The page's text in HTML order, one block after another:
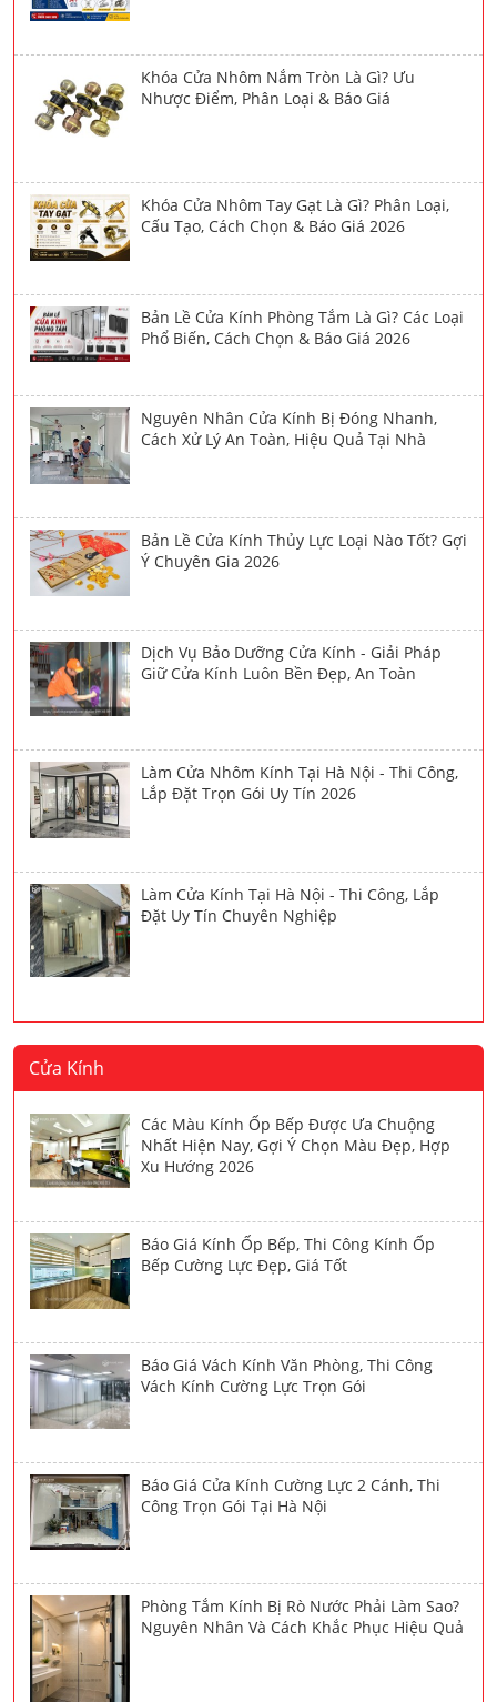
Khóa Cửa Nhôm Nắm Tròn Là Gì? Ưu
Nhược Điểm, Phân Loại & Báo Giá
Khóa Cửa Nhôm Tay Gạt Là Gì? Phân Loại,
Cấu Tạo, Cách Chọn & Báo Giá 2026
Bản Lề Cửa Kính Phòng Tắm Là Gì? Các Loại
Phổ Biến, Cách Chọn & Báo Giá 2026
Nguyên Nhân Cửa Kính Bị Đóng Nhanh,
Cách Xử Lý An Toàn, Hiệu Quả Tại Nhà
Bản Lề Cửa Kính Thủy Lực Loại Nào Tốt? Gợi
Ý Chuyên Gia 2026
Dịch Vụ Bảo Dưỡng Cửa Kính - Giải Pháp
Giữ Cửa Kính Luôn Bền Đẹp, An Toàn
Làm Cửa Nhôm Kính Tại Hà Nội - Thi Công,
Lắp Đặt Trọn Gói Uy Tín 2026
Làm Cửa Kính Tại Hà Nội - Thi Công, Lắp
Đặt Uy Tín Chuyên Nghiệp
Cửa Kính
Các Màu Kính Ốp Bếp Được Ưa Chuộng
Nhất Hiện Nay, Gợi Ý Chọn Màu Đẹp, Hợp
Xu Hướng 2026
Báo Giá Kính Ốp Bếp, Thi Công Kính Ốp
Bếp Cường Lực Đẹp, Giá Tốt
Báo Giá Vách Kính Văn Phòng, Thi Công
Vách Kính Cường Lực Trọn Gói
Báo Giá Cửa Kính Cường Lực 2 Cánh, Thi
Công Trọn Gói Tại Hà Nội
Phòng Tắm Kính Bị Rò Nước Phải Làm Sao?
Nguyên Nhân Và Cách Khắc Phục Hiệu Quả